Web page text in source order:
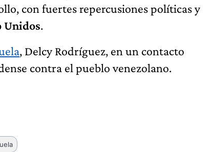
con fuertes repercusiones políticas y
Unidos.
, Delcy Rodríguez, en un contacto
contra el pueblo venezolano.